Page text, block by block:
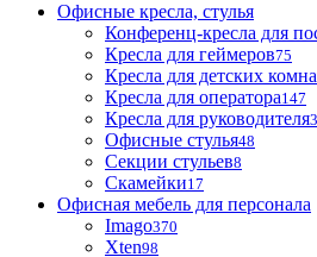
Офисные кресла, стулья
Конференц-кресла для
Кресла для геймеров75
Кресла для детских
Кресла для оператора147
Кресла для руководителя
Офисные стулья48
Секции стульев8
Скамейки17
Офисная мебель для персонала
Imago370
Xten98